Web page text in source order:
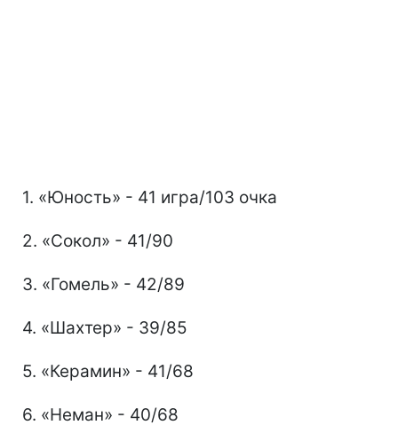
1. «Юность» - 41 игра/103 очка
2. «Сокол» - 41/90
3. «Гомель» - 42/89
4. «Шахтер» - 39/85
5. «Керамин» - 41/68
6. «Неман» - 40/68